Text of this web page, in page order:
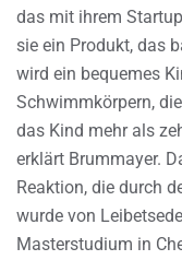
das mit ihrem Startup
sie ein Produkt, das
wird ein bequemes
Schwimmkörpern,
das Kind mehr als
erklärt Brummayer.
Reaktion, die durch
wurde von
Masterstudium in